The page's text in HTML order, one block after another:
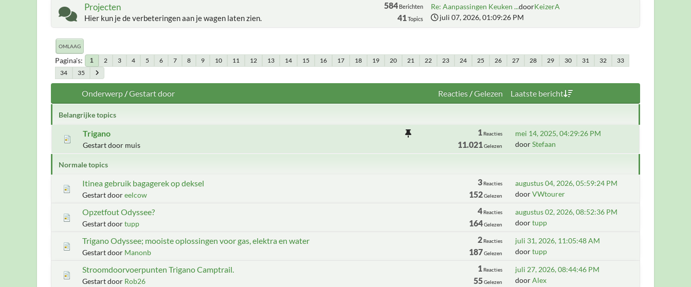
Projecten
Hier kun je de verbeteringen aan je wagen laten zien.
584Berichten
41Topics
Re: Aanpassingen Keuken ...doorKeizerA
juli 07, 2026, 01:09:26 PM
OMLAAG
Pagina's 1 2 3 4 5 6 7 8 9 10 11 12 13 14 15 16 17 18 19 20 21 22 23 24 25 26 27 28 29 30 31 32
33
34
35
Onderwerp/Gestart door Reacties/Gelezen Laatste bericht
Belangrijke topics
Trigano
Gestart door muis
1Reacties
11.021Gelezen
mei 14, 2025, 04:29:26 PM
doorStefaan
Normale topics
Itinea gebruik bagagerek op deksel
Gestart dooreelcow
3 Reacties
152Gelezen
augustus 04, 2026, 05:59:24 PM
doorVWtourer
Opzetfout Odyssee?
Gestart doortupp
4 Reacties
164Gelezen
augustus 02, 2026, 08:52:36 PM
doortupp
Trigano Odyssee; mooiste oplossingen voor gas, elektra en water
Gestart door Manonb
2 Reacties
187Gelezen
juli 31, 2026, 11:05:48 AM
doortupp
Stroomdoorvoerpunten Trigano Camptrail.
Gestart door Rob26
1 Reacties
55Gelezen
juli 27, 2026, 08:44:46 PM
doorAlex